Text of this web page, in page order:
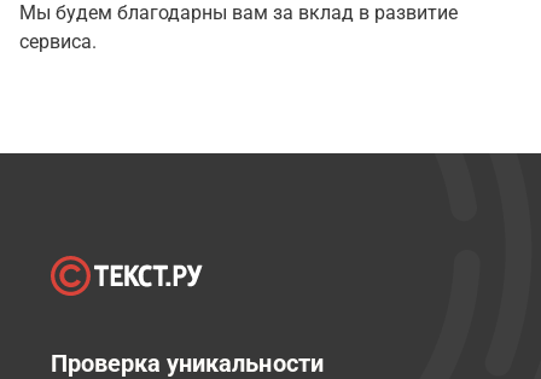
Мы будем благодарны вам за вклад в развитие
сервиса.
Проверка уникальности